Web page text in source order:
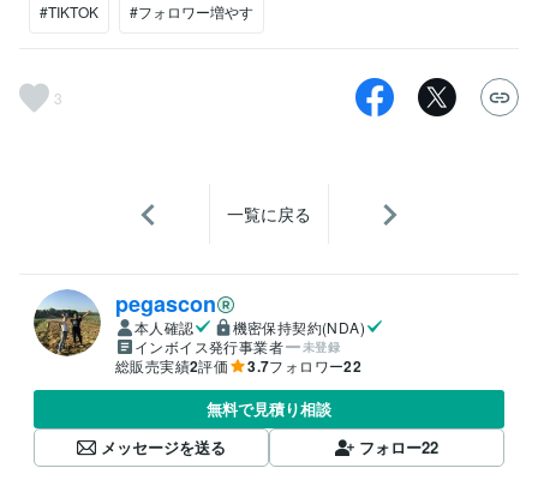
#TIKTOK #フォロワー増やす
3
一覧に戻る
pegascon
本人確認
機密保持契約(NDA)
インボイス発行事業者
未登録
総販売実績2評価 3.7フォロワー22
無料で見積り相談
メッセージを送る
フォロー22